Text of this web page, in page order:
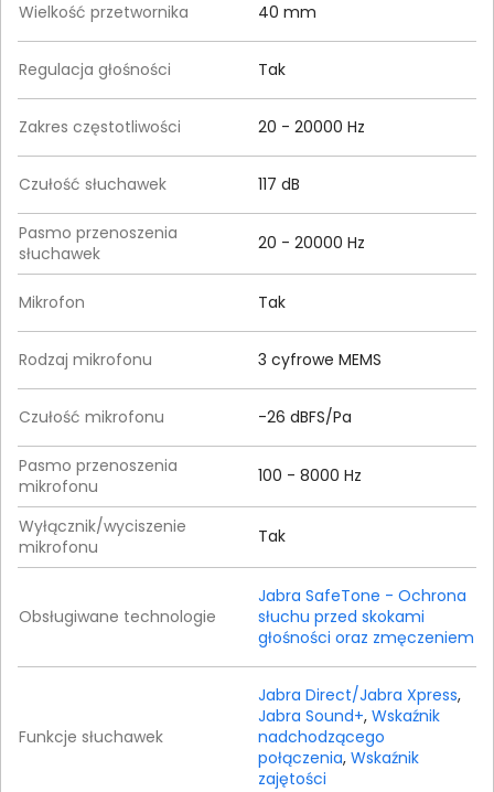
Wielkość przetwornika 40 mm
Regulacja głośności Tak
Zakres częstotliwości 20 - 20000 Hz
Czułość słuchawek 117 dB
Pasmo przenoszenia
słuchawek
20 - 20000 Hz
Mikrofon Tak
Rodzaj mikrofonu 3 cyfrowe MEMS
Czułość mikrofonu -26 dBFS/Pa
Pasmo przenoszenia
mikrofonu
100 - 8000 Hz
Wyłącznik/wyciszenie
mikrofonu
Tak
Obsługiwane technologie
Jabra SafeTone - Ochrona
słuchu przed skokami
głośności oraz zmęczeniem
Funkcje słuchawek
Jabra Direct/Jabra Xpress,
Jabra Sound+, Wskaźnik
nadchodzącego
połączenia, Wskaźnik
zajętości